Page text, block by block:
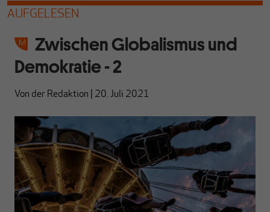
AUFGELESEN
Zwischen Globalismus und
Demokratie - 2
Von der Redaktion 20. Juli 2021